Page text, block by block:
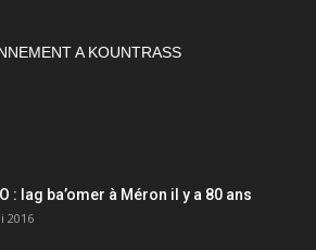
A KOUNTRASS
: lag ba’omer à Méron il y a 80 ans
2016